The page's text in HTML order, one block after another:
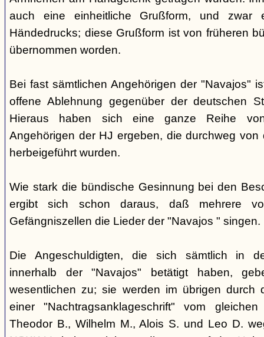
auch eine einheitliche Grußform, und zwar
Händedrucks; diese Grußform ist von früheren
übernommen worden.
Bei fast sämtlichen Angehörigen der "Navajos"
offene Ablehnung gegenüber der deutschen
Hieraus haben sich eine ganze Reihe
Angehörigen der HJ ergeben, die durchweg von
herbeigeführt wurden.
Wie stark die bündische Gesinnung bei den
ergibt sich schon daraus, daß mehrere
Gefängniszellen die Lieder der "Navajos " singen.
Die Angeschuldigten, die sich sämtlich in
innerhalb der "Navajos" betätigt haben,
wesentlichen zu; sie werden im übrigen durch
einer "Nachtragsanklageschrift" vom
Theodor B., Wilhelm M., Alois S. und Leo D.